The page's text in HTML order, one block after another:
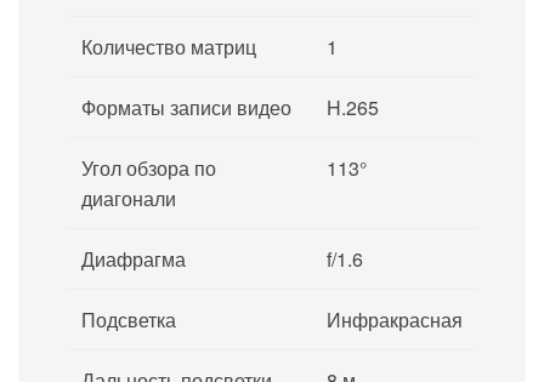
Количество матриц 1
Форматы записи видео H.265
Угол обзора по
диагонали
113°
Диафрагма f/1.6
Подсветка Инфракрасная